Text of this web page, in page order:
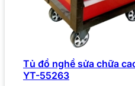
Tủ đồ nghề sửa chữa
YT-55263